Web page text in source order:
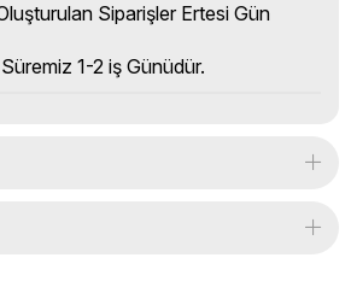
Siparişler Ertesi Gün
1-2 iş Günüdür.